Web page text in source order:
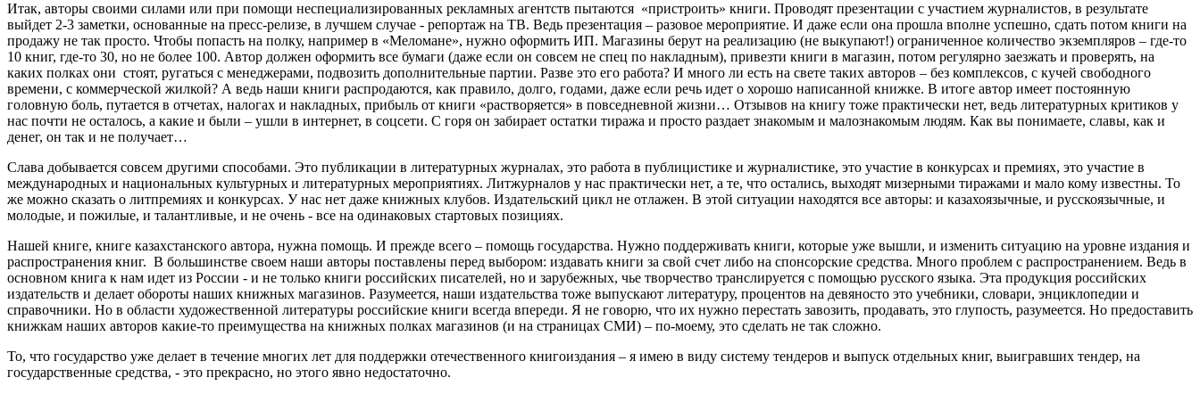
Итак, авторы своими силами или при помощи неспециализированных рекламных агентств пытаются «пристроить» книги. Проводят презентации с участием журналистов, в результате
выйдет 2-3 заметки, основанные на пресс-релизе, в лучшем случае - репортаж на ТВ. Ведь презентация – разовое мероприятие. И даже если она прошла вполне успешно, сдать потом книги на
продажу не так просто. Чтобы попасть на полку, например в «Меломане», нужно оформить ИП. Магазины берут на реализацию (не выкупают!) ограниченное количество экземпляров – где-то
10 книг, где-то 30, но не более 100. Автор должен оформить все бумаги (даже если он совсем не спец по накладным), привезти книги в магазин, потом регулярно заезжать и проверять, на
каких полках они стоят, ругаться с менеджерами, подвозить дополнительные партии. Разве это его работа? И много ли есть на свете таких авторов – без комплексов, с кучей свободного
времени, с коммерческой жилкой? А ведь наши книги распродаются, как правило, долго, годами, даже если речь идет о хорошо написанной книжке. В итоге автор имеет постоянную
головную боль, путается в отчетах, налогах и накладных, прибыль от книги «растворяется» в повседневной жизни… Отзывов на книгу тоже практически нет, ведь литературных критиков у
нас почти не осталось, а какие и были – ушли в интернет, в соцсети. С горя он забирает остатки тиража и просто раздает знакомым и малознакомым людям. Как вы понимаете, славы, как и
денег, он так и не получает…
Слава добывается совсем другими способами. Это публикации в литературных журналах, это работа в публицистике и журналистике, это участие в конкурсах и премиях, это участие в
международных и национальных культурных и литературных мероприятиях. Литжурналов у нас практически нет, а те, что остались, выходят мизерными тиражами и мало кому известны. То
же можно сказать о литпремиях и конкурсах. У нас нет даже книжных клубов. Издательский цикл не отлажен. В этой ситуации находятся все авторы: и казахоязычные, и русскоязычные, и
молодые, и пожилые, и талантливые, и не очень - все на одинаковых стартовых позициях.
Нашей книге, книге казахстанского автора, нужна помощь. И прежде всего – помощь государства. Нужно поддерживать книги, которые уже вышли, и изменить ситуацию на уровне издания и
распространения книг. В большинстве своем наши авторы поставлены перед выбором: издавать книги за свой счет либо на спонсорские средства. Много проблем с распространением. Ведь в
основном книга к нам идет из России - и не только книги российских писателей, но и зарубежных, чье творчество транслируется с помощью русского языка. Эта продукция российских
издательств и делает обороты наших книжных магазинов. Разумеется, наши издательства тоже выпускают литературу, процентов на девяносто это учебники, словари, энциклопедии и
справочники. Но в области художественной литературы российские книги всегда впереди. Я не говорю, что их нужно перестать завозить, продавать, это глупость, разумеется. Но предоставить
книжкам наших авторов какие-то преимущества на книжных полках магазинов (и на страницах СМИ) – по-моему, это сделать не так сложно.
То, что государство уже делает в течение многих лет для поддержки отечественного книгоиздания – я имею в виду систему тендеров и выпуск отдельных книг, выигравших тендер, на
государственные средства, - это прекрасно, но этого явно недостаточно.